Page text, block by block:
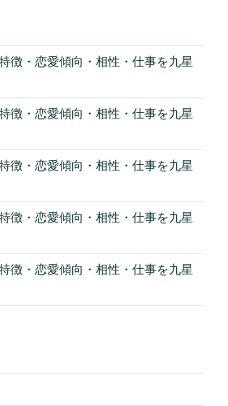
徴・恋愛傾向・相性・仕事を九星
徴・恋愛傾向・相性・仕事を九星
徴・恋愛傾向・相性・仕事を九星
徴・恋愛傾向・相性・仕事を九星
徴・恋愛傾向・相性・仕事を九星